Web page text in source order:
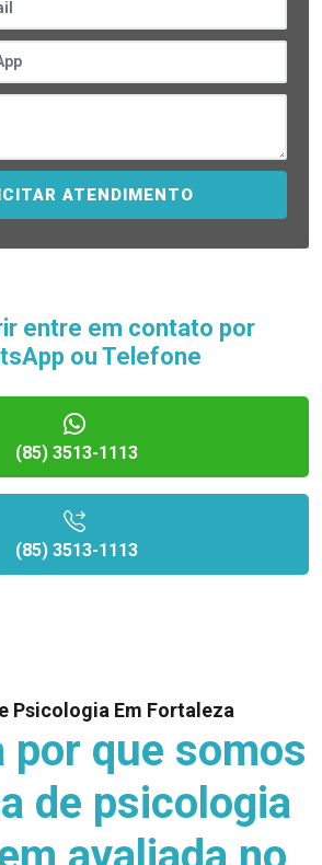
ATENDIMENTO
entre em contato por
ou Telefone
(85) 3513-1113
(85) 3513-1113
Psicologia Em Fortaleza
por que somos
de psicologia